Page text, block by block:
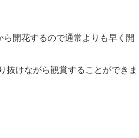
開花するので通常よりも早く開
抜けながら観賞することができま